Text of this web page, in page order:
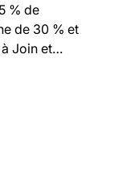
% de
de 30 % et
Join et